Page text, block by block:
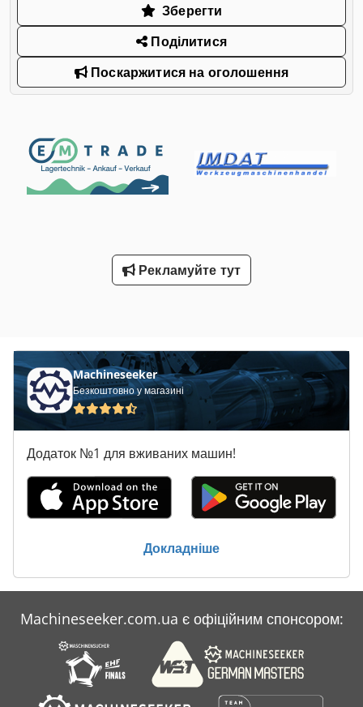
Зберегти
Поділитися
Поскаржитися на оголошення
Рекламуйте тут
Machineseeker
Безкоштовно у магазині
Додаток №1 для вживаних машин!
Докладніше
Machineseeker.com.ua є офіційним спонсором: